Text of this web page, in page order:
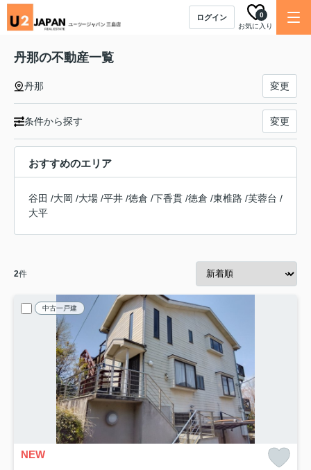
ログイン
お気に入り
0
丹那の不動産一覧
丹那 変更
条件から探す 変更
おすすめのエリア
谷田 /大岡 /大場 /平井 /徳倉 /下香貫 /徳倉 /東椎路 /芙蓉台 /
大平
2件
中古一戸建
NEW